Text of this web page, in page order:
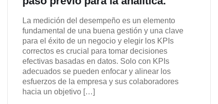
La medición del desempeño es un elemento
fundamental de una buena gestión y una clave
para el éxito de un negocio y elegir los KPIs
correctos es crucial para tomar decisiones
efectivas basadas en datos. Solo con KPIs
adecuados se pueden enfocar y alinear los
esfuerzos de la empresa y sus colaboradores
hacia un objetivo […]